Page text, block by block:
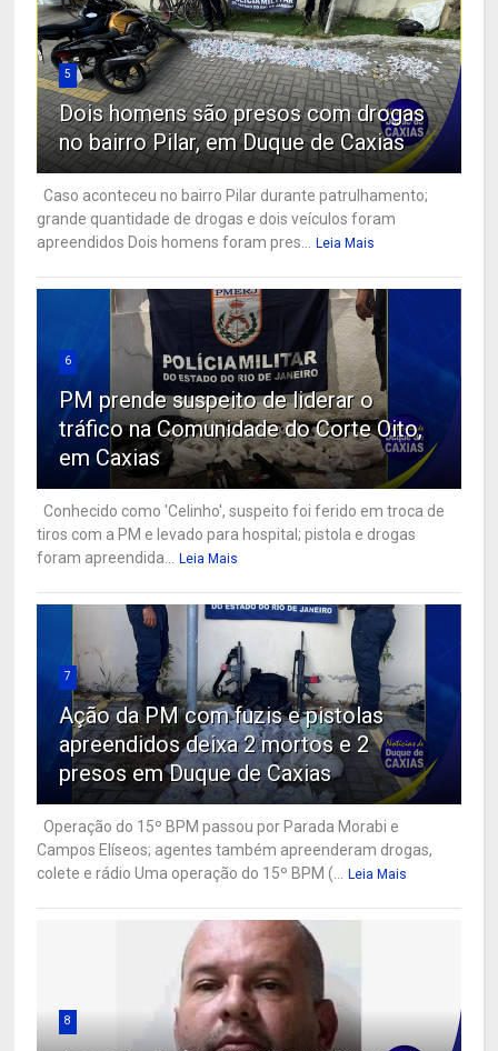
5
Dois homens são presos com drogas
no bairro Pilar, em Duque de Caxias
Caso aconteceu no bairro Pilar durante patrulhamento;
grande quantidade de drogas e dois veículos foram
apreendidos Dois homens foram pres...
Leia Mais
6
PM prende suspeito de liderar o
tráfico na Comunidade do Corte Oito,
em Caxias
Conhecido como 'Celinho', suspeito foi ferido em troca de
tiros com a PM e levado para hospital; pistola e drogas
foram apreendida...
Leia Mais
7
Ação da PM com fuzis e pistolas
apreendidos deixa 2 mortos e 2
presos em Duque de Caxias
Operação do 15º BPM passou por Parada Morabi e
Campos Elíseos; agentes também apreenderam drogas,
colete e rádio Uma operação do 15º BPM (...
Leia Mais
8